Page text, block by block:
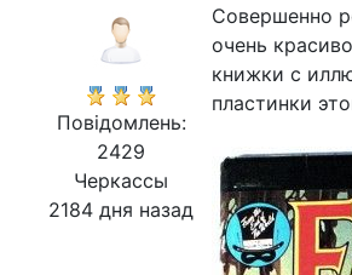
Повідомлень:
2429
Черкассы
2184 дня назад
Совершенно
очень
книжки с
пластинки